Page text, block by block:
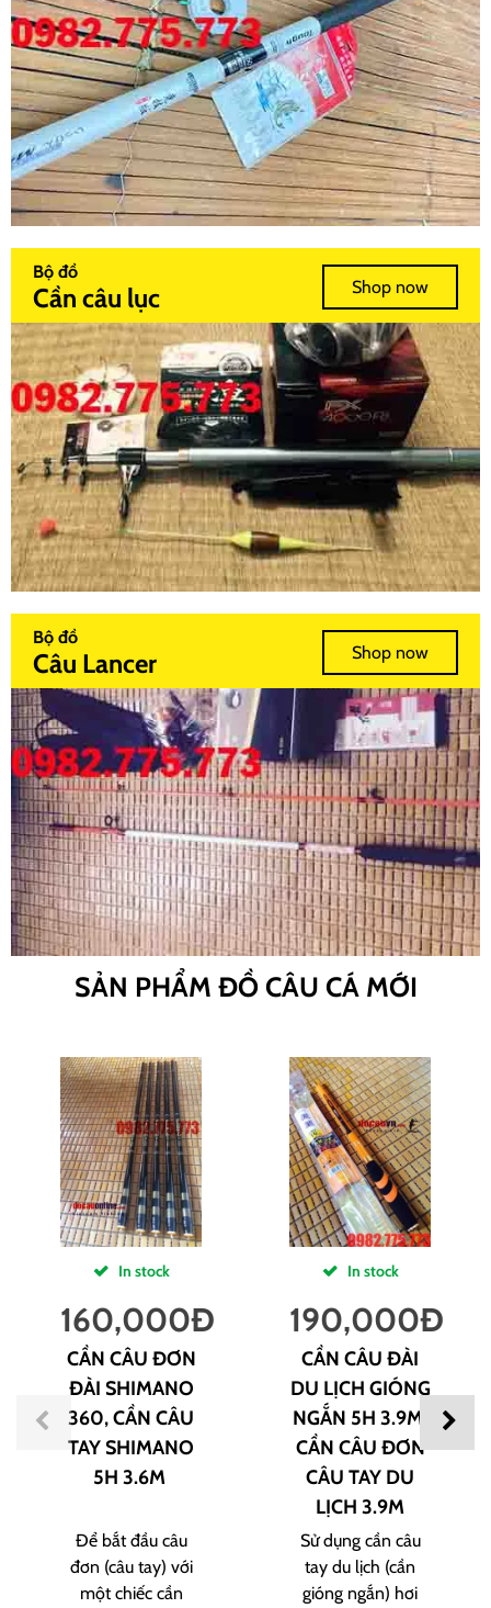
Bộ đồ
Cần câu lục Shop now
Bộ đồ
Câu Lancer Shop now
SẢN PHẨM ĐỒ CÂU CÁ MỚI
In stock
160,000Đ
CẦN CÂU ĐƠN
ĐÀI SHIMANO
360, CẦN CÂU
TAY SHIMANO
5H 3.6M
Để bắt đầu câu
đơn (câu tay) với
một chiếc cần
In stock
190,000Đ
CẦN CÂU ĐÀI
DU LỊCH GIÓNG
NGẮN 5H 3.9M,
CẦN CÂU ĐƠN
CÂU TAY DU
LỊCH 3.9M
Sử dụng cần câu
tay du lịch (cần
gióng ngắn) hơi